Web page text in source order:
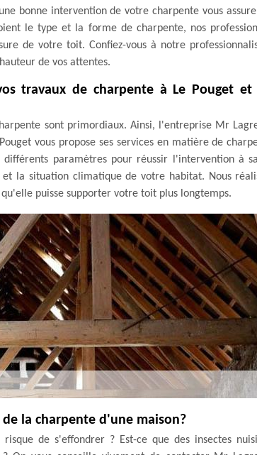
bonne intervention de votre charpente vous
le type et la forme de charpente, nos
de votre toit. Confiez-vous à notre
de vos attentes.
travaux de charpente à Le Pouget et
sont primordiaux. Ainsi, l'entreprise Mr
vous propose ses services en matière de
paramètres pour réussir l'intervention à
la situation climatique de votre habitat. Nous
puisse supporter votre toit plus longtemps.
la charpente d'une maison?
de s'effondrer ? Est-ce que des insectes